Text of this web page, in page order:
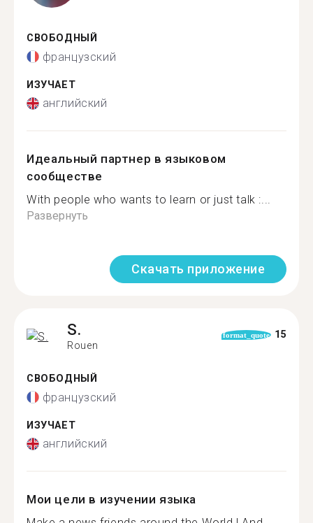
СВОБОДНЫЙ
французский
ИЗУЧАЕТ
английский
Идеальный партнер в языковом
сообществе
With people who wants to learn or just talk :...
Развернуть
Скачать приложение
S.
Rouen
format_quote 15
СВОБОДНЫЙ
французский
ИЗУЧАЕТ
английский
Мои цели в изучении языка